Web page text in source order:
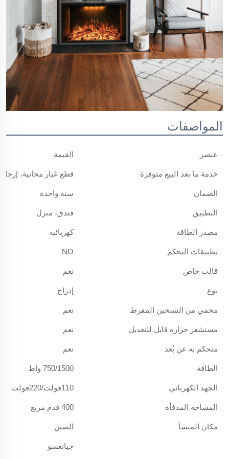
المواصفات
عنصر القيمة
خدمة ما بعد البيع متوفرة قطع غيار مجانية،
الضمان سنة واحدة
التطبيق فندق، منزل
مصدر الطاقة كهربائية
تطبيقات التحكم NO
قالب خاص نعم
نوع إدراج
محمي من التسخين المفرط نعم
مستشعر حرارة قابل للتعديل نعم
متحكم به عن بُعد نعم
الطاقة 750/1500 واط
الجهد الكهربائي 110فولت/220فولت
المساحة المدفأة 400 قدم مربع
مكان المنشأ الصين
جيانغسو